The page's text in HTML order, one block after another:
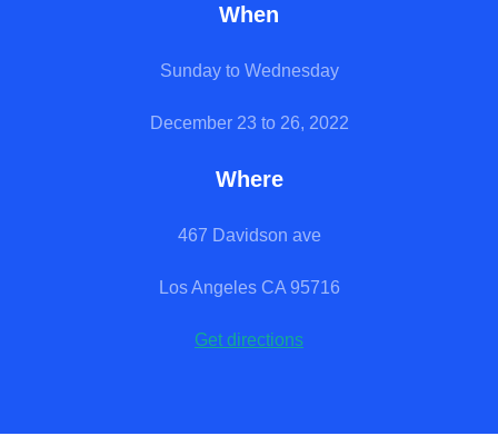
When
Sunday to Wednesday
December 23 to 26, 2022
Where
467 Davidson ave
Los Angeles CA 95716
Get directions